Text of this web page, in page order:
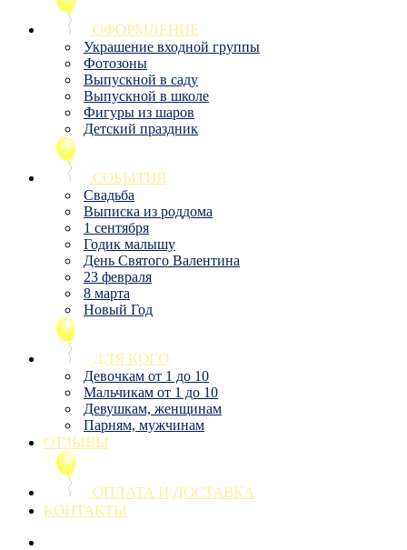
ОФОРМЛЕНИЕ
Украшение входной группы
Фотозоны
Выпускной в саду
Выпускной в школе
Фигуры из шаров
Детский праздник
СОБЫТИЯ
Свадьба
Выписка из роддома
1 сентября
Годик малышу
День Святого Валентина
23 февраля
8 марта
Новый Год
ДЛЯ КОГО
Девочкам от 1 до 10
Мальчикам от 1 до 10
Девушкам, женщинам
Парням, мужчинам
ОТЗЫВЫ
ОПЛАТА И ДОСТАВКА
КОНТАКТЫ